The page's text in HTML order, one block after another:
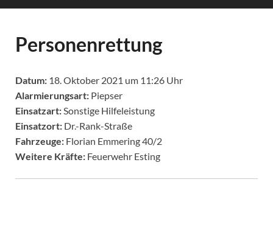
Personenrettung
Datum: 18. Oktober 2021 um 11:26 Uhr
Alarmierungsart: Piepser
Einsatzart: Sonstige Hilfeleistung
Einsatzort: Dr.-Rank-Straße
Fahrzeuge: Florian Emmering 40/2
Weitere Kräfte: Feuerwehr Esting